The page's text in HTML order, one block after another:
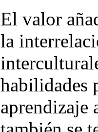
El valor
la
habilidades
aprendizaje